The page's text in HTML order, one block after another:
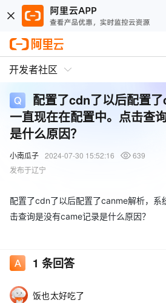
开发者社区
配置了cdn了以后配置
一直现在在配置中。点击查
是什么原因？
小南瓜子 2024-07-30 15:52:16
639
发布于辽宁
配置了cdn了以后配置了canme解析，系
击查询是没有came记录是什么原因？
1 条回答
饭也太好吃了